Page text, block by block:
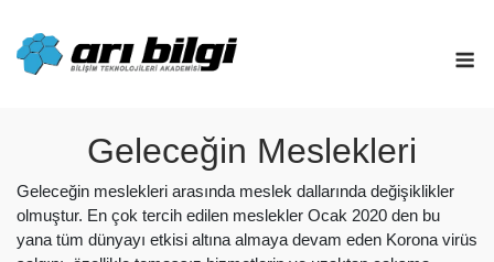
content
Geleceğin Meslekleri
Geleceğin meslekleri arasında meslek dallarında değişiklikler
olmuştur. En çok tercih edilen meslekler Ocak 2020 den bu
yana tüm dünyayı etkisi altına almaya devam eden Korona virüs